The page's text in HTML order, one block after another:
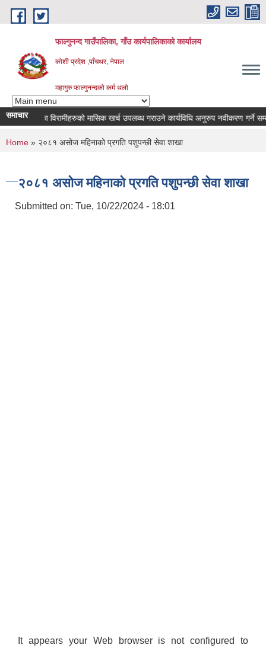
Skip to main content
फाल्गुनन्द गाउँपालिका, गाँउ कार्यपालिकाको कार्यालय
कोशी प्रदेश ,पाँचथर, नेपाल
महागुरु फाल्गुनन्दको कर्म थलो
समाचाररोगका विरामीहरुको मासिक खर्च उपलब्ध गराउने कार्यविधि अनुरुप नवीकरण गर्ने
You are here
Home » २०८१ असोज महिनाको प्रगति पशुपन्छी सेवा शाखा
२०८१ असोज महिनाको प्रगति पशुपन्छी सेवा शाखा
Submitted on: Tue, 10/22/2024 - 18:01
It appears your Web browser is not configured to